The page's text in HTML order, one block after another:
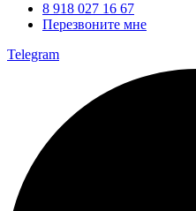
8 918 027 16 67
Перезвоните мне
Telegram